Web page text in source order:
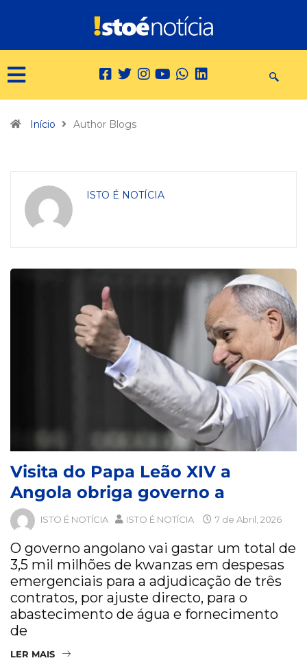
Início Author Blogs
ISTO É NOTÍCIA
Visita do Papa Leão XIV a
Angola obriga governo a
ISTO É NOTÍCIA ISTO É NOTÍCIA 7 de Abril, 2026
O governo angolano vai gastar um total de
3,5 mil milhões de kwanzas em despesas
emergenciais para a adjudicação de três
contratos, por ajuste directo, para o
abastecimento de água e fornecimento
de
LER MAIS